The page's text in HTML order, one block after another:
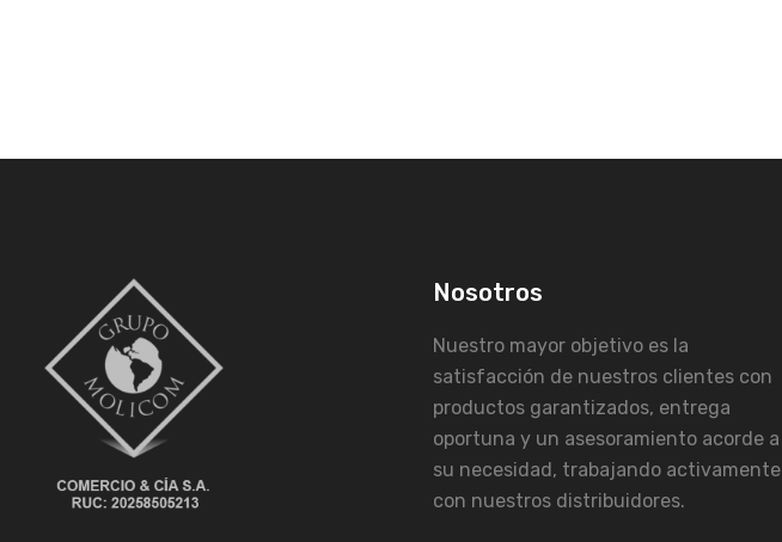
Nosotros
Nuestro mayor objetivo es la
satisfacción de nuestros clientes con
productos garantizados, entrega
oportuna y un asesoramiento acorde a
su necesidad, trabajando activamente
con nuestros distribuidores.